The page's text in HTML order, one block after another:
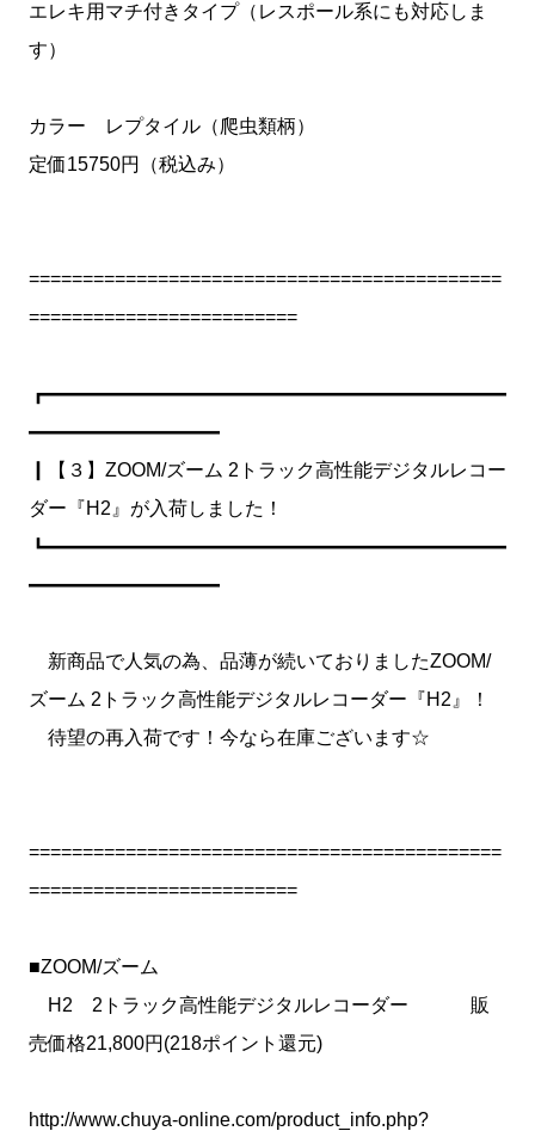
エレキ用マチ付きタイプ（レスポール系にも対応しま
す）
カラー レプタイル（爬虫類柄）
定価15750円（税込み）
============================================
=========================
┏━━━━━━━━━━━━━━━━━━━━━━━━
━━━━━━━━━━
┃【３】ZOOM/ズーム 2トラック高性能デジタルレコー
ダー『H2』が入荷しました！
┗━━━━━━━━━━━━━━━━━━━━━━━━
━━━━━━━━━━
新商品で人気の為、品薄が続いておりましたZOOM/
ズーム 2トラック高性能デジタルレコーダー『H2』！
待望の再入荷です！今なら在庫ございます☆
============================================
=========================
■ZOOM/ズーム
H2 2トラック高性能デジタルレコーダー 販
売価格21,800円(218ポイント還元)
http://www.chuya-online.com/product_info.php?